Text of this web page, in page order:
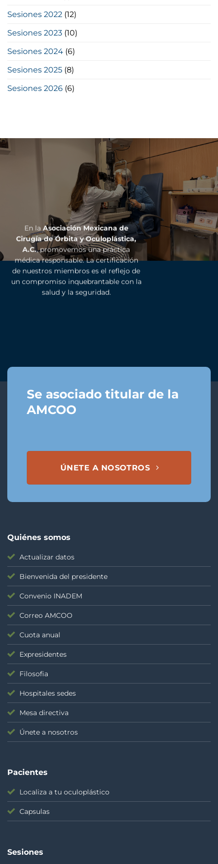
Sesiones 2022 (12)
Sesiones 2023 (10)
Sesiones 2024 (6)
Sesiones 2025 (8)
Sesiones 2026 (6)
En la Asociación Mexicana de
Cirugía de Órbita y Oculoplástica,
A.C., promovemos una práctica
médica responsable. La certificación
de nuestros miembros es el reflejo de
un compromiso inquebrantable con la
salud y la seguridad.
Se asociado titular de la
AMCOO
ÚNETE A NOSOTROS
Quiénes somos
Actualizar datos
Bienvenida del presidente
Convenio INADEM
Correo AMCOO
Cuota anual
Expresidentes
Filosofia
Hospitales sedes
Mesa directiva
Únete a nosotros
Pacientes
Localiza a tu oculoplástico
Capsulas
Sesiones